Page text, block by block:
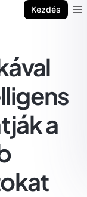
Kezdés
a